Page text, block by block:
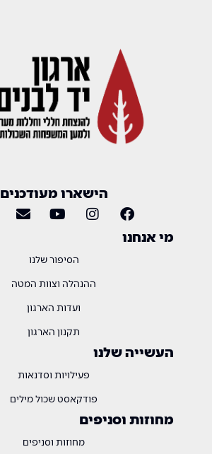
מחוזות וסניפים
מחוזות וסניפים
העשייה שלנו
פעילויות וסדנאות
פודקאסט שכול מילים
מי אנחנו
הסיפור שלנו
ההנהלה וצוות המטה
ועדות הארגון
תקנון הארגון
הישארו מעודכנים